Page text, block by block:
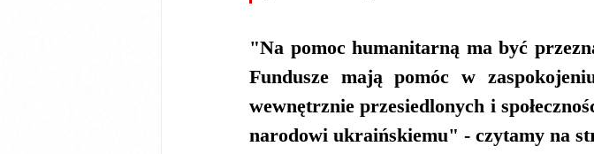
"Na pomoc humanitarną ma być
Fundusze mają pomóc w
wewnętrznie przesiedlonych i
narodowi ukraińskiemu" - czytamy na